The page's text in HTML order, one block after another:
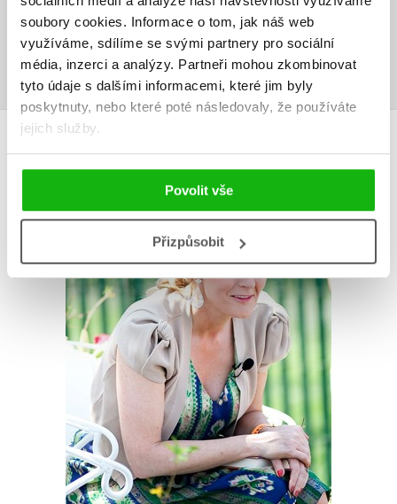
soubory cookies. Informace o tom, jak náš web
využíváme, sdílíme se svými partnery pro sociální
média, inzerci a analýzy. Partneři mohou zkombinovat
tyto údaje s dalšími informacemi, které jim byly
poskytnuty, nebo které poté následovaly, že používáte
jejich služby.
Povolit vše
Přizpůsobit
Uživatelskou recenzi mohou vkládat pouze registrovaní uživatelé
Přihlásit